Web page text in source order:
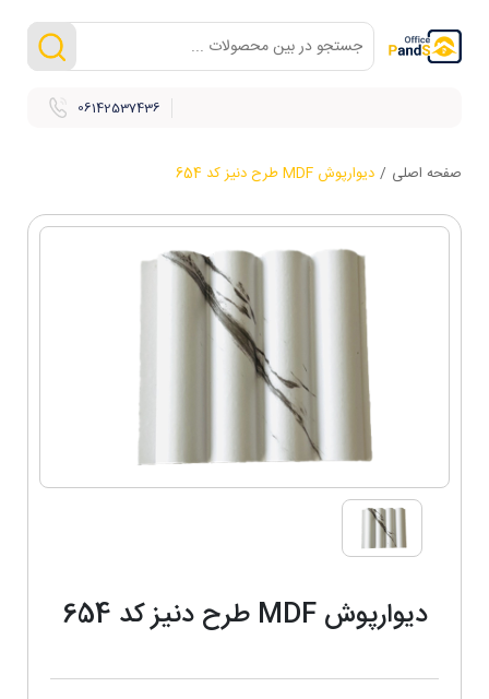
06142537436
صفحه اصلی / دیوارپوش MDF طرح دنیز کد 654
دیوارپوش MDF طرح دنیز کد 654